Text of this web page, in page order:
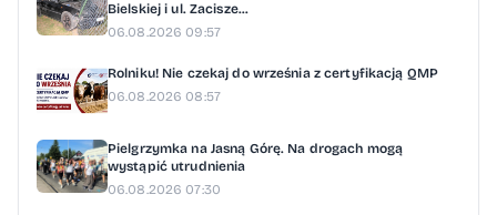
Bielskiej i ul. Zacisze...
06.08.2026 09:57
Rolniku! Nie czekaj do września z certyfikacją QMP
06.08.2026 08:57
Pielgrzymka na Jasną Górę. Na drogach mogą
wystąpić utrudnienia
06.08.2026 07:30